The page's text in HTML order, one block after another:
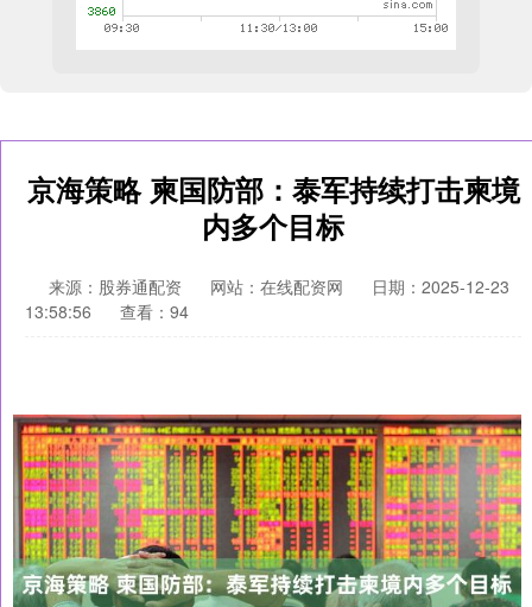
京海策略 柬国防部：泰军持续打击柬境
内多个目标
来源：股券通配资 网站：在线配资网
日期：2025-12-23
13:58:56
查看：94